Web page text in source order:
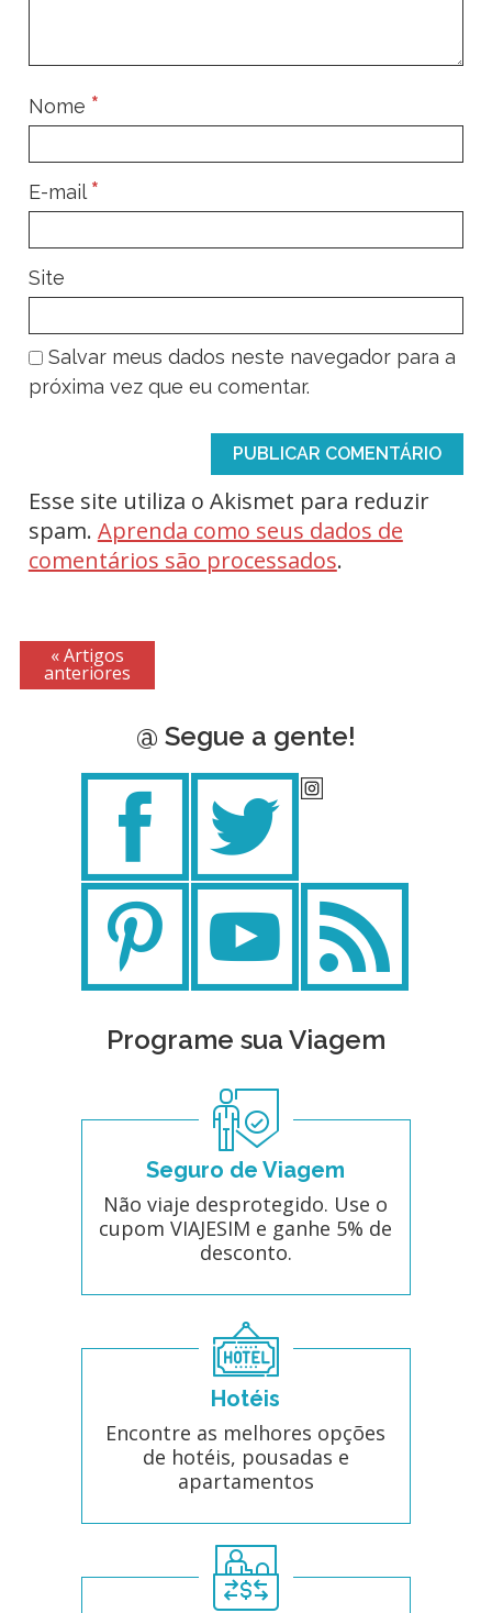
Nome *
E-mail*
Site
Salvar meus dados neste navegador para a
próxima vez que eu comentar.
Esse site utiliza o Akismet para reduzir
spam. Aprenda como seus dados de
comentários são processados.
« Artigos
anteriores
@ Segue a gente!
Programe sua Viagem
Seguro de Viagem
Não viaje desprotegido. Use o
cupom VIAJESIM e ganhe 5% de
desconto.
Hotéis
Encontre as melhores opções
de hotéis, pousadas e
apartamentos